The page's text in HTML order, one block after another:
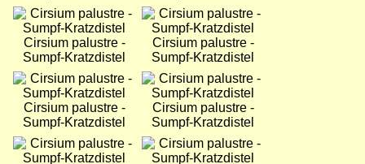
Bild
Cirsium palustre -
Sumpf-Kratzdistel
Bild
Cirsium palustre -
Sumpf-Kratzdistel
Bild
Cirsium palustre -
Sumpf-Kratzdistel
Bild
Cirsium palustre -
Sumpf-Kratzdistel
Bild
Bild